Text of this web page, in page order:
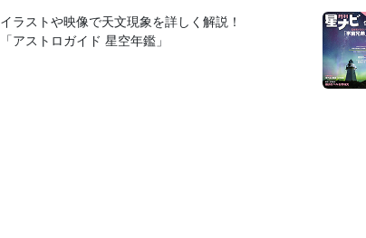
イラストや映像で天文現象を詳しく解説！
「アストロガイド 星空年鑑」